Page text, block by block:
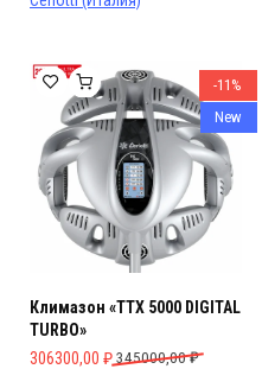
-11%
New
Климазон «TTX 5000 DIGITAL
TURBO»
345000,00₽
Первоначальная цена
306300,00 ₽
Текущая цена: 306300,00 ₽.